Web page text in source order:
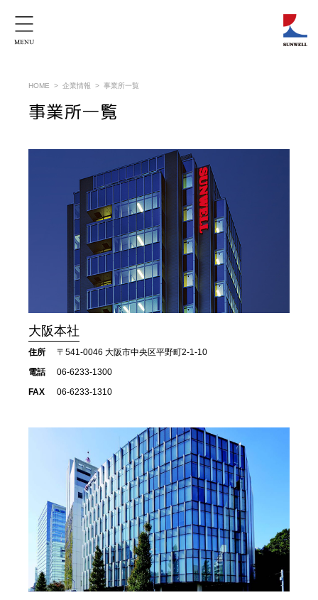
HOME 企業情報 事業所一覧
大阪本社
住所
〒541-0046 大阪市中央区平野町2-1-10
電話
06-6233-1300
FAX
06-6233-1310